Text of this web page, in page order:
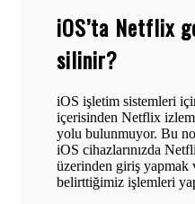
iOS’ta Netflix
silinir?
iOS işletim sistemleri
içerisinden Netflix
yolu bulunmuyor. Bu
iOS cihazlarınızda
üzerinden giriş yapmak
belirttiğimiz işlemleri